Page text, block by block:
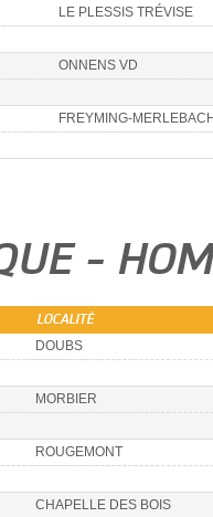
LE PLESSIS TRÉVISE
ONNENS VD
FREYMING-
-
LOCALITÉ
DOUBS
MORBIER
ROUGEMONT
CHAPELLE DES BOIS